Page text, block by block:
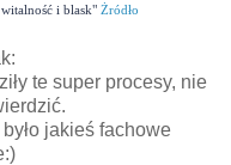
i blask" Żródło
te super procesy, nie
jakieś fachowe